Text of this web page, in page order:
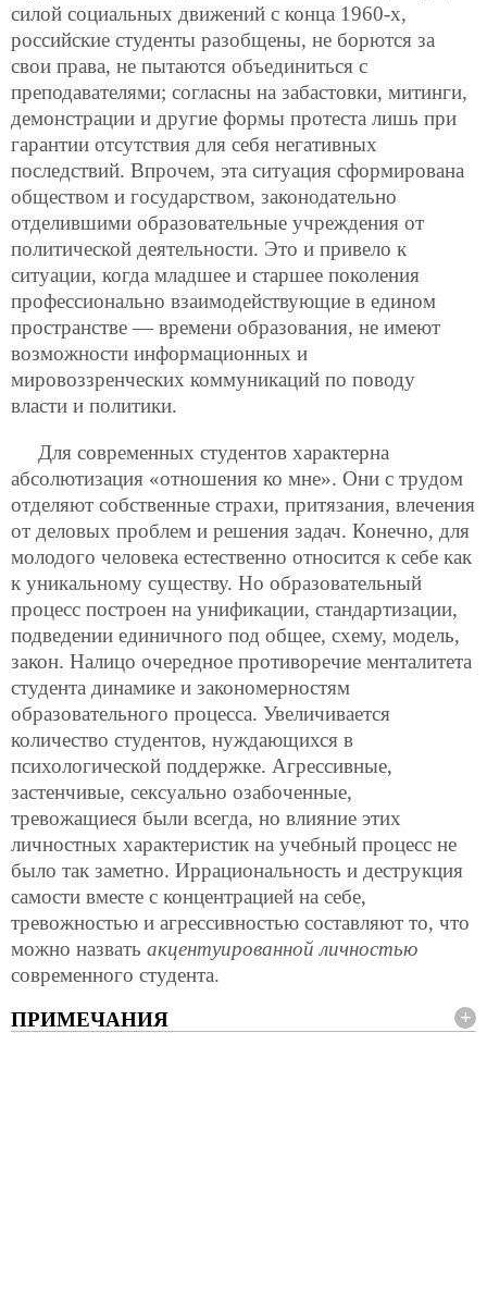
силой социальных движений с конца 1960-х,
российские студенты разобщены, не борются за
свои права, не пытаются объединиться с
преподавателями; согласны на забастовки, митинги,
демонстрации и другие формы протеста лишь при
гарантии отсутствия для себя негативных
последствий. Впрочем, эта ситуация сформирована
обществом и государством, законодательно
отделившими образовательные учреждения от
политической деятельности. Это и привело к
ситуации, когда младшее и старшее поколения
профессионально взаимодействующие в едином
пространстве — времени образования, не имеют
возможности информационных и
мировоззренческих коммуникаций по поводу
власти и политики.
Для современных студентов характерна
абсолютизация «отношения ко мне». Они с трудом
отделяют собственные страхи, притязания, влечения
от деловых проблем и решения задач. Конечно, для
молодого человека естественно относится к себе как
к уникальному существу. Но образовательный
процесс построен на унификации, стандартизации,
подведении единичного под общее, схему, модель,
закон. Налицо очередное противоречие менталитета
студента динамике и закономерностям
образовательного процесса. Увеличивается
количество студентов, нуждающихся в
психологической поддержке. Агрессивные,
застенчивые, сексуально озабоченные,
тревожащиеся были всегда, но влияние этих
личностных характеристик на учебный процесс не
было так заметно. Иррациональность и деструкция
самости вместе с концентрацией на себе,
тревожностью и агрессивностью составляют то, что
можно назвать акцентуированной личностью
современного студента.
ПРИМЕЧАНИЯ